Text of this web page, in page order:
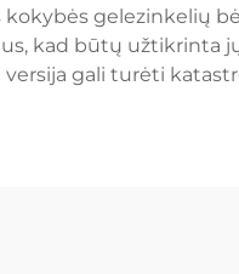
gelezinkelių
kad būtų užtikrinta
gali turėti